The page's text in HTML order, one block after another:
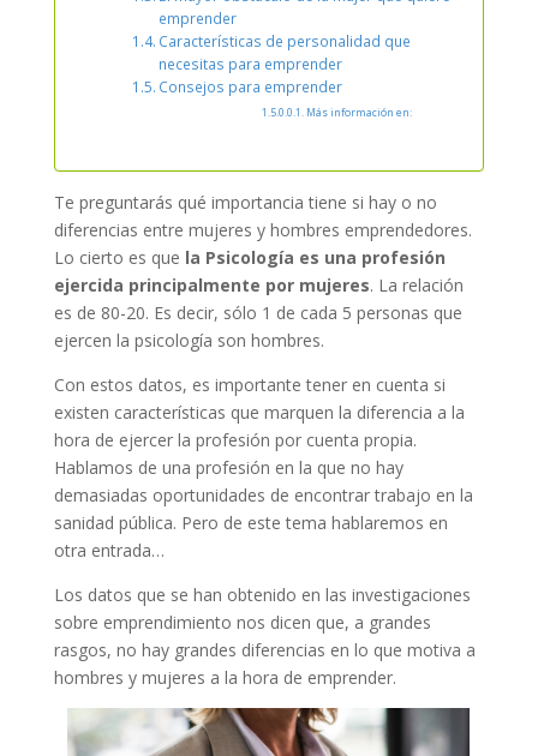
emprender
Características de personalidad que
necesitas para emprender
Consejos para emprender
Más información en:
Te preguntarás qué importancia tiene si hay o no
diferencias entre mujeres y hombres emprendedores.
Lo cierto es que la Psicología es una profesión
ejercida principalmente por mujeres. La relación
es de 80-20. Es decir, sólo 1 de cada 5 personas que
ejercen la psicología son hombres.
Con estos datos, es importante tener en cuenta si
existen características que marquen la diferencia a la
hora de ejercer la profesión por cuenta propia.
Hablamos de una profesión en la que no hay
demasiadas oportunidades de encontrar trabajo en la
sanidad pública. Pero de este tema hablaremos en
otra entrada…
Los datos que se han obtenido en las investigaciones
sobre emprendimiento nos dicen que, a grandes
rasgos, no hay grandes diferencias en lo que motiva a
hombres y mujeres a la hora de emprender.